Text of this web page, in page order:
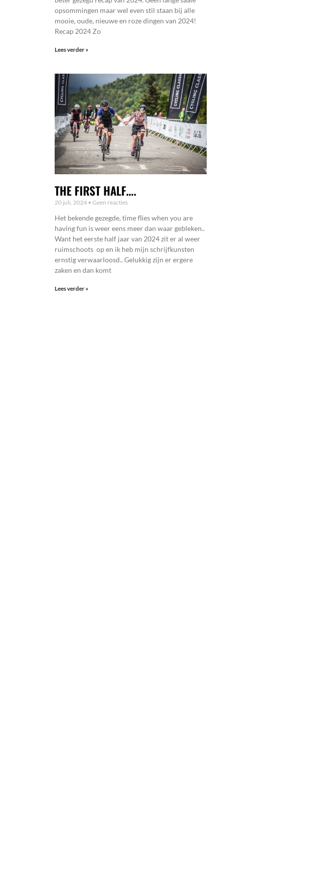
opsommingen maar wel even stil staan bij alle
mooie, oude, nieuwe en roze dingen van 2024!
Recap 2024 Zo
Lees verder »
THE FIRST HALF….
20 juli, 2024 Geen reacties
Het bekende gezegde, time flies when you are
having fun is weer eens meer dan waar gebleken..
Want het eerste half jaar van 2024 zit er al weer
ruimschoots op en ik heb mijn schrijfkunsten
ernstig verwaarloosd.. Gelukkig zijn er ergere
zaken en dan komt
Lees verder »